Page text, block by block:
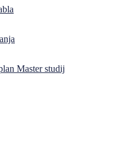
Master studij